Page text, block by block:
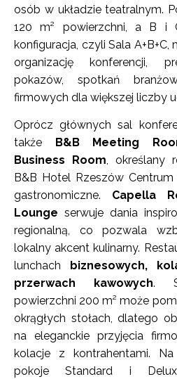
osób w układzie teatralnym.
120 m² powierzchni, a B i
konfiguracja, czyli Sala
organizację konferencji,
pokazów, spotkań
firmowych dla większej liczby
Oprócz głównych sal
także B&B Meeting
Business Room, określany
B&B Hotel Rzeszów
gastronomiczne. Capella
Lounge serwuje dania
regionalną, co pozwala
lokalny akcent kulinarny.
lunchach
biznesowych,
przerwach kawowych.
powierzchni 200 m² może
okrągłych stołach, dlatego
na eleganckie przyjęcia
kolacje z kontrahentami.
pokoje Standard i